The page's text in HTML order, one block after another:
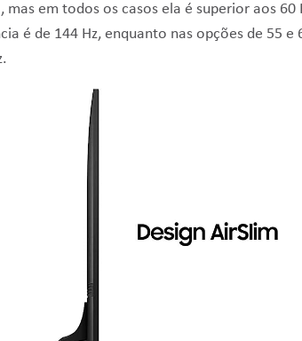
em todos os casos ela é superior aos 60
é de 144 Hz, enquanto nas opções de 55 e